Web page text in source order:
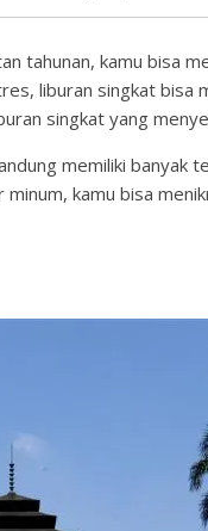
tahunan, kamu bisa
liburan singkat bisa
singkat yang
memiliki banyak
kamu bisa